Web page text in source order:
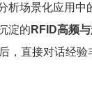
析场景化应用
淀的 RFID高频
，直接对话经验